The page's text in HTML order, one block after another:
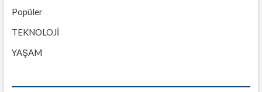
Popüler
TEKNOLOJİ
YAŞAM